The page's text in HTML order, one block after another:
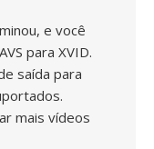
e você
para XVID.
saída para
mais vídeos